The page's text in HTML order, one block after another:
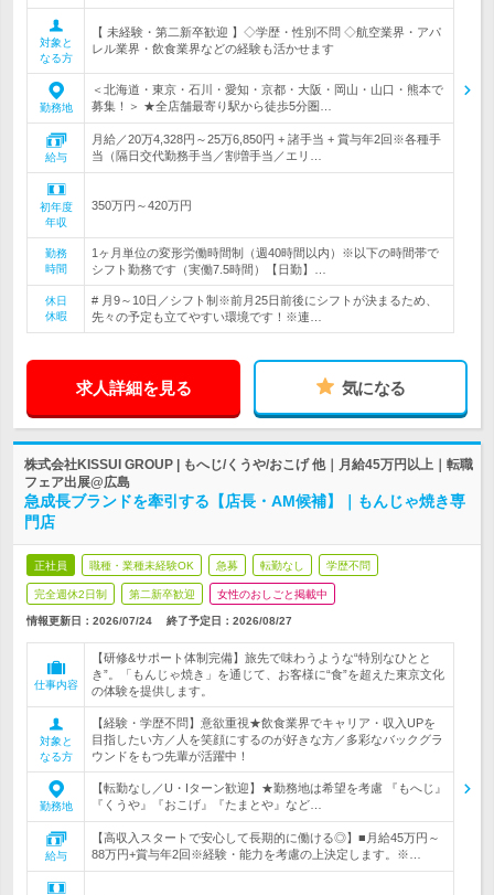
対象と
なる方
【 未経験・第二新卒歓迎 】◇学歴・性別不問 ◇航空業界・アパ
レル業界・飲食業界などの経験も活かせます
勤務地
＜北海道・東京・石川・愛知・京都・大阪・岡山・山口・熊本で
募集！＞ ★全店舗最寄り駅から徒歩5分圏…
給与
月給／20万4,328円～25万6,850円 + 諸手当 + 賞与年2回※各種手
当（隔日交代勤務手当／割増手当／エリ…
初年度
年収
350万円～420万円
勤務
時間
1ヶ月単位の変形労働時間制（週40時間以内）※以下の時間帯で
シフト勤務です（実働7.5時間）【日勤】…
休日
休暇
# 月9～10日／シフト制※前月25日前後にシフトが決まるため、
先々の予定も立てやすい環境です！※連…
求人詳細を見る 気になる
株式会社KISSUI GROUP | もへじ/くうや/おこげ 他｜月給45万円以上｜転職
フェア出展@広島
急成長ブランドを牽引する【店長・AM候補】｜もんじゃ焼き専
門店
正社員 職種・業種未経験OK 急募 転勤なし 学歴不問
完全週休2日制 第二新卒歓迎 女性のおしごと掲載中
情報更新日：2026/07/24 終了予定日： 2026/08/27
仕事内容
【研修&サポート体制完備】旅先で味わうような“特別なひとと
き”。「もんじゃ焼き」を通じて、お客様に“食”を超えた東京文化
の体験を提供します。
対象と
なる方
【経験・学歴不問】意欲重視★飲食業界でキャリア・収入UPを
目指したい方／人を笑顔にするのが好きな方／多彩なバックグラ
ウンドをもつ先輩が活躍中！
勤務地
【転勤なし／U・Iターン歓迎】★勤務地は希望を考慮 『もへじ』
『くうや』『おこげ』『たまとや』など…
給与
【高収入スタートで安心して長期的に働ける◎】■月給45万円～
88万円+賞与年2回※経験・能力を考慮の上決定します。※…